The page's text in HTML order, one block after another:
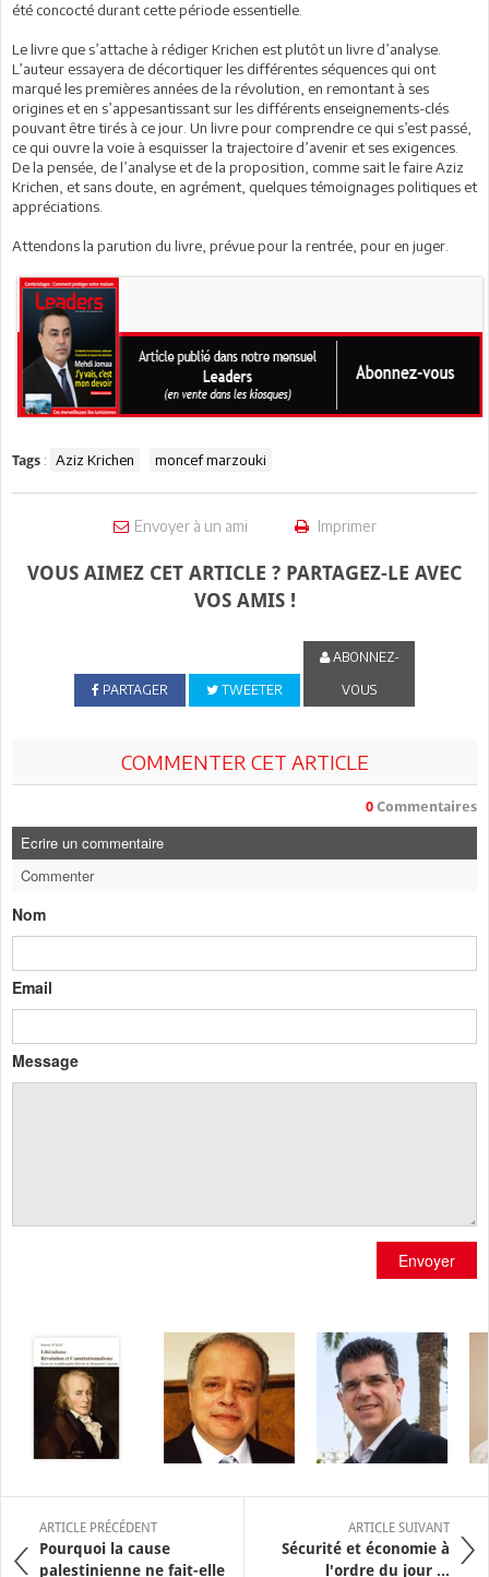
été concocté durant cette période essentielle.
Le livre que s’attache à rédiger Krichen est plutôt un livre d’analyse.
L’auteur essayera de décortiquer les différentes séquences qui ont
marqué les premières années de la révolution, en remontant à ses
origines et en s’appesantissant sur les différents enseignements-clés
pouvant être tirés à ce jour. Un livre pour comprendre ce qui s’est passé,
ce qui ouvre la voie à esquisser la trajectoire d’avenir et ses exigences.
De la pensée, de l’analyse et de la proposition, comme sait le faire Aziz
Krichen, et sans doute, en agrément, quelques témoignages politiques et
appréciations.
Attendons la parution du livre, prévue pour la rentrée, pour en juger.
Tags : Aziz Krichen moncef marzouki
Envoyer à un ami Imprimer
VOUS AIMEZ CET ARTICLE ? PARTAGEZ-LE AVEC
VOS AMIS !
PARTAGER TWEETER
ABONNEZ-
VOUS
COMMENTER CET ARTICLE
0 Commentaires
Ecrire un commentaire
Commenter
Nom
Email
Message
Envoyer
ARTICLE PRÉCÉDENT
Pourquoi la cause
palestinienne ne fait-elle
ARTICLE SUIVANT
Sécurité et économie à
l'ordre du jour ...